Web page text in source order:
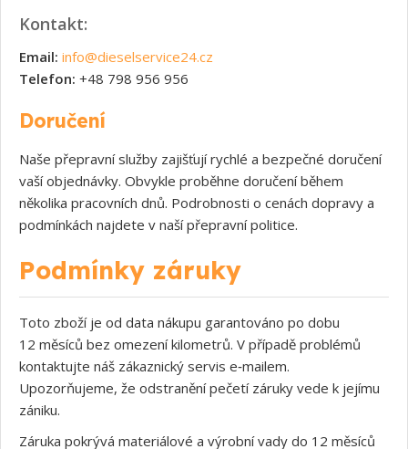
Kontakt:
Email: info@dieselservice24.cz
Telefon: +48 798 956 956
Doručení
Naše přepravní služby zajišťují rychlé a bezpečné doručení
vaší objednávky. Obvykle proběhne doručení během
několika pracovních dnů. Podrobnosti o cenách dopravy a
podmínkách najdete v naší přepravní politice.
Podmínky záruky
Toto zboží je od data nákupu garantováno po dobu
12 měsíců bez omezení kilometrů. V případě problémů
kontaktujte náš zákaznický servis e‑mailem.
Upozorňujeme, že odstranění pečetí záruky vede k jejímu
zániku.
Záruka pokrývá materiálové a výrobní vady do 12 měsíců